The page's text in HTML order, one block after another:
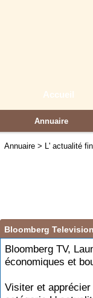
Accueil
Annuaire
Partenaires
Annuaire > L' actualité
Bloomberg Television
Bloomberg TV,
économiques et
Visiter et